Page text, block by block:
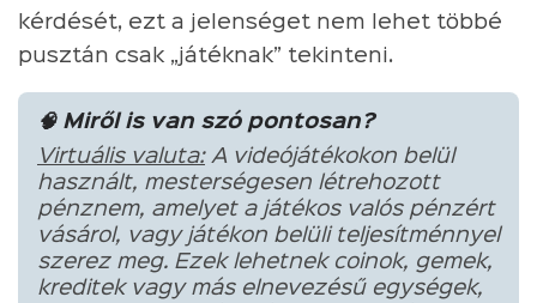
kérdését, ezt a jelenséget nem lehet többé
pusztán csak „játéknak” tekinteni.
🧠 Miről is van szó pontosan?
Virtuális valuta:A videójátékokon belül
használt, mesterségesen létrehozott
pénznem, amelyet a játékos valós pénzért
vásárol, vagy játékon belüli teljesítménnyel
szerez meg. Ezek lehetnek coinok, gemek,
kreditek vagy más elnevezésű egységek,